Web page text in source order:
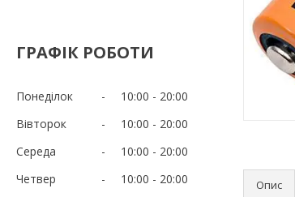
ГРАФІК РОБОТИ
Понеділок 10:00
20:00
Вівторок
10:00
20:00
Середа
10:00
20:00
Четвер
10:00
20:00
Опис